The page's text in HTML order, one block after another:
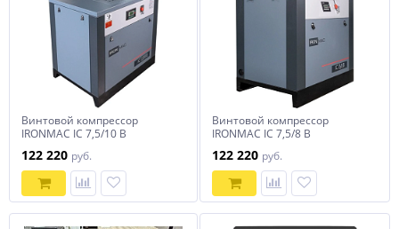
Винтовой компрессор
IRONMAC IC 7,5/10 B
122 220 руб.
Винтовой компрессор
IRONMAC IC 7,5/8 B
122 220 руб.